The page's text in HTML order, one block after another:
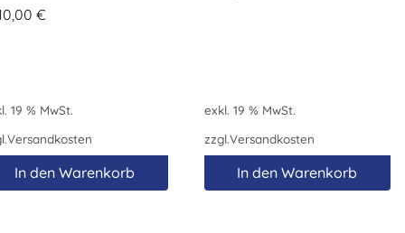
€
19 % MwSt.
Versandkosten
In den Warenkorb
exkl. 19 % MwSt.
zzgl.Versandkosten
In den Warenkorb